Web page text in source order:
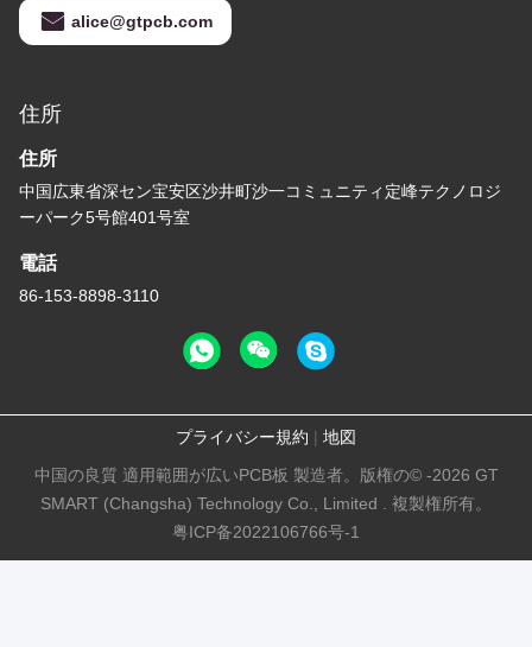
alice@gtpcb.com
住所
住所
中国広東省深セン宝安区沙井町沙一コミュニティ定峰テクノロジ
ーパーク5号館401号室
電話
86-153-8898-3110
プライバシー規約 | 地図
中国の良質 適用範囲が広いPCB板 製造者。版権の© -2026 GT
SMART (Changsha) Technology Co., Limited . 複製権所有。
粤ICP备2022106766号-1